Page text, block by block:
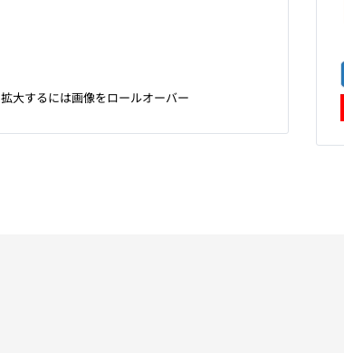
拡大するには画像をロールオーバー